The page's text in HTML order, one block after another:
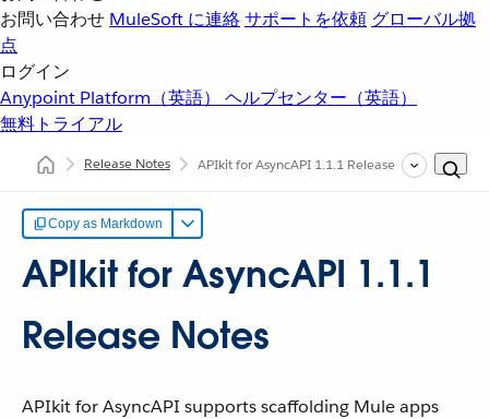
お問い合わせ MuleSoft に連絡サポートを依頼 グローバル拠
点
ログイン
Anypoint Platform（英語） ヘルプセンター（英語）
無料トライアル
Release Notes APIkit for AsyncAPI 1.1.1 Release Notes
Copy as Markdown
APIkit for AsyncAPI 1.1.1
Release Notes
APIkit for AsyncAPI supports scaffolding Mule apps